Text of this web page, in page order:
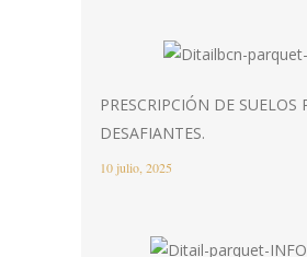
PRESCRIPCIÓN DE SUELOS
DESAFIANTES.
10 julio, 2025